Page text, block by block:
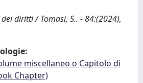
diritti / Tomasi, S.. - 84:(2024),
miscellaneo o Capitolo di
Chapter)